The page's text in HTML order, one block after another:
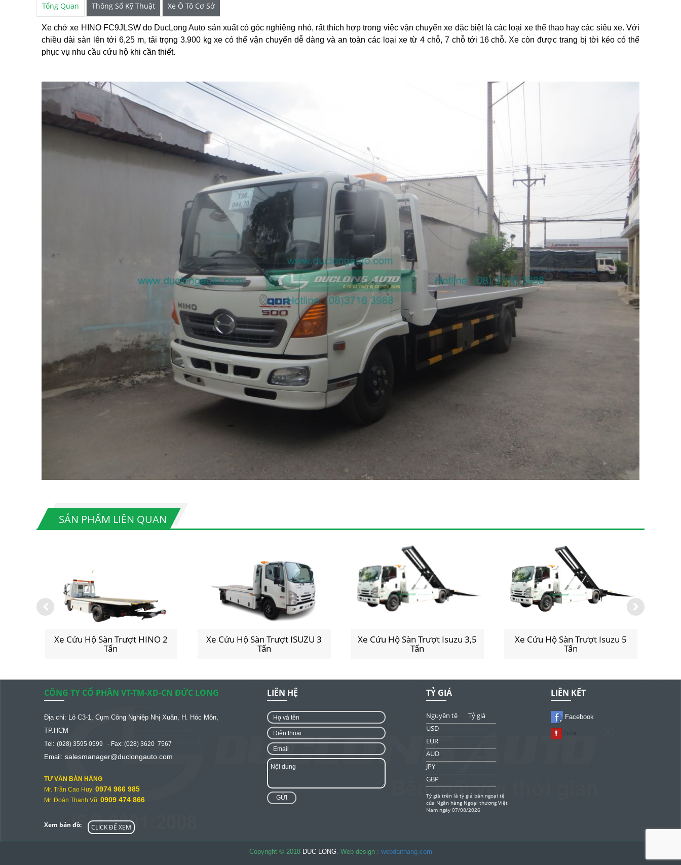
Tổng Quan Thông Số Kỹ Thuật Xe Ô Tô Cơ Sở
Xe chở xe HINO FC9JLSW do DucLong Auto sản xuất có góc nghiêng nhỏ, rất thích hợp trong việc vận chuyển xe đặc biệt làcác loại xe thể thao hay các siêu xe. Với
chiều dài sàn lên tới 6,25 m, tải trọng 3.900 kg xe có thể vận chuyển dễ dàng và an toàn các loại xe từ 4 chỗ, 7 chỗ tới 16 chỗ. Xe còn được trang bị tời kéo có thể
phục vụ nhu cầu cứu hộ khi cần thiết.
SẢN PHẨM LIÊN QUAN
Xe Cứu Hộ Sàn Trượt HINO 2
Tấn
Xe Cứu Hộ Sàn Trượt ISUZU 3
Tấn
Xe Cứu Hộ Sàn Trượt Isuzu 3,5
Tấn
Xe Cứu Hộ Sàn Trượt Isuzu 5
Tấn
CÔNG TY CỔ PHẦN VT-TM-XD-CN ĐỨC LONG
Địa chỉ: Lô C3-1, Cụm Công Nghiệp Nhị Xuân, H. Hóc Môn,
TP.HCM
Tel: (028) 3595 0599 - Fax: (028) 3620 7567
Email: salesmanager@duclongauto.com
TƯ VẤN BÁN HÀNG
Mr. Trần Cao Huy: 0974 966 985
Mr. Đoàn Thanh Vũ: 0909 474 866
Xem bản đồ: CLICK ĐỂ XEM
LIÊN HỆ
GỬI
TỶ GIÁ
Nguyên tệ
Tỷ giá
USD
EUR
AUD
JPY
GBP
Tỷ giá trên là tỷ giá bán ngoại tệ
của Ngân hàng Ngoại thương Việt
Nam ngày 07/08/2026
LIÊN KẾT
Facebook
Copyright © 2018 DUC LONG. Web design : webdaithang.com